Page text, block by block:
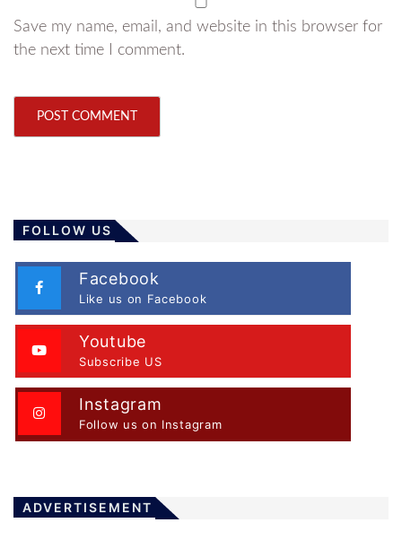
Save my name, email, and website in this browser for
the next time I comment.
FOLLOW US
Facebook
Like us on Facebook
Youtube
Subscribe US
Instagram
Follow us on Instagram
ADVERTISEMENT